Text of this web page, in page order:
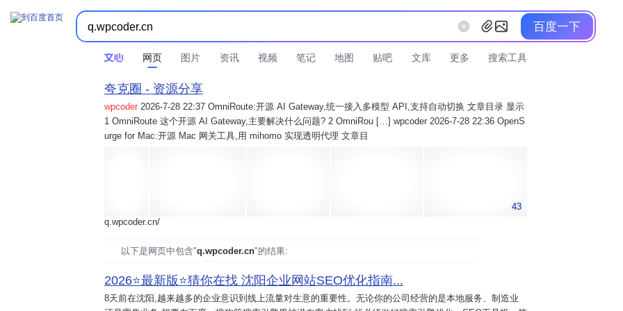
百度一下
网页 图片 资讯 视频 笔记 地图 贴吧 文库 更多 搜索工具
夸克圈 - 资源分享
wpcoder 2026-7-28 22:37 OmniRoute:开源 AI Gateway,统一接入多模型 API,支持自动切换 文章目录 显示
1 OmniRoute 这个开源 AI Gateway,主要解决什么问题? 2 OmniRou […] wpcoder 2026-7-28 22:36 OpenS
urge for Mac:开源 Mac 网关工具,用 mihomo 实现透明代理 文章目
43
q.wpcoder.cn/
以下是网页中包含"q.wpcoder.cn"的结果:
2026⭐️最新版⭐️猜你在找 沈阳企业网站SEO优化指南...
8天前在沈阳,越来越多的企业意识到线上流量对生意的重要性。无论你的公司经营的是本地服务、制造业